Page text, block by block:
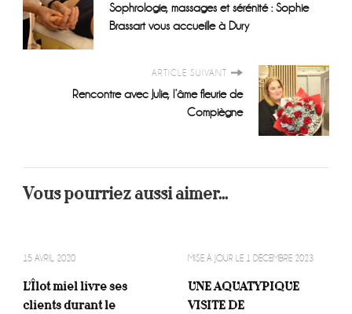
Sophrologie, massages et sérénité : Sophie
Brassart vous accueille à Dury
ARTICLE SUIVANT
Rencontre avec Julie, l’âme fleurie de
Compiègne
Vous pourriez aussi aimer...
15 AVRIL 2020
L’Îlot miel livre ses
clients durant le
MISE À JOUR LE 1 DÉCEMBRE 2023
UNE AQUATYPIQUE
VISITE DE